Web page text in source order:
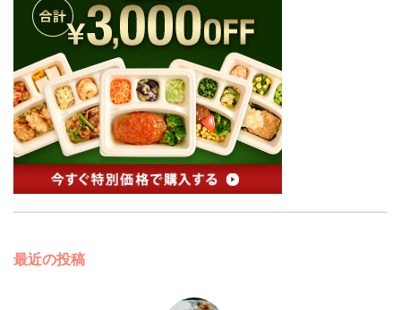
最近の投稿